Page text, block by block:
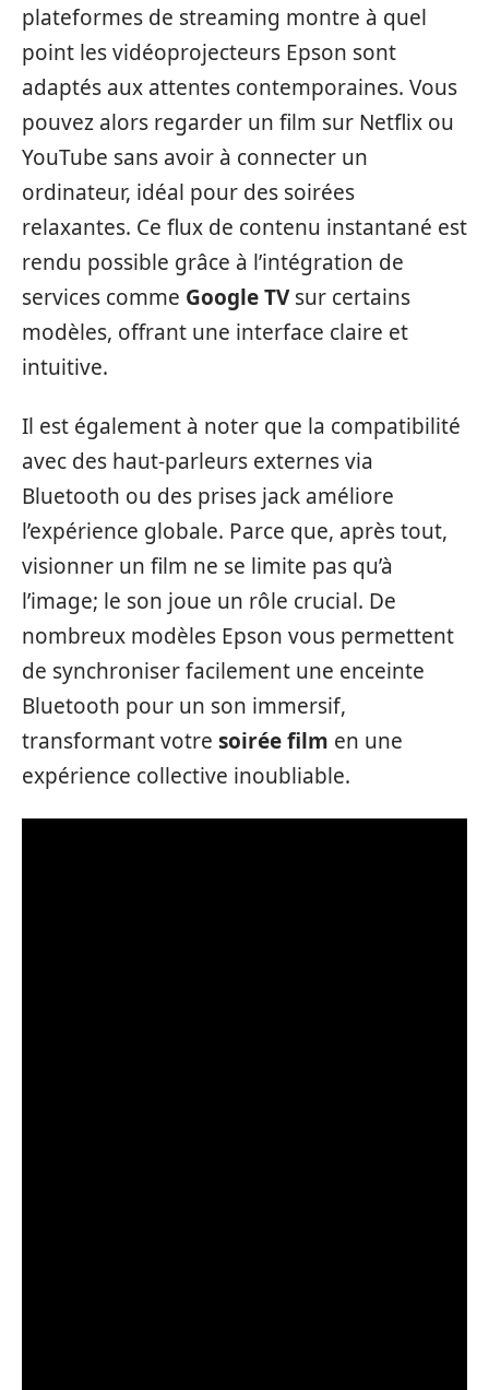
plateformes de streaming montre à quel
point les vidéoprojecteurs Epson sont
adaptés aux attentes contemporaines. Vous
pouvez alors regarder un film sur Netflix ou
YouTube sans avoir à connecter un
ordinateur, idéal pour des soirées
relaxantes. Ce flux de contenu instantané est
rendu possible grâce à l’intégration de
services comme Google TVsur certains
modèles, offrant une interface claire et
intuitive.
Il est également à noter que la compatibilité
avec des haut-parleurs externes via
Bluetooth ou des prises jack améliore
l’expérience globale. Parce que, après tout,
visionner un film ne se limite pas qu’à
l’image; le son joue un rôle crucial. De
nombreux modèles Epson vous permettent
de synchroniser facilement une enceinte
Bluetooth pour un son immersif,
transformant votre soirée film en une
expérience collective inoubliable.